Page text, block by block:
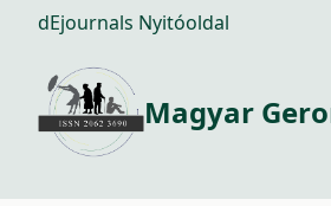
dEjournals Nyitóoldal
Magyar